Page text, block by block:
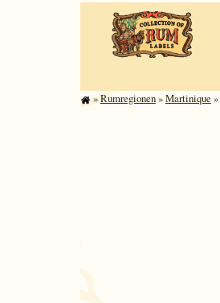
»Rum­re­gi­o­nen»Mar­ti­ni­que »